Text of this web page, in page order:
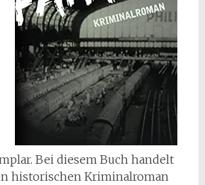
Bei diesem Buch handelt
historischen Kriminalroman